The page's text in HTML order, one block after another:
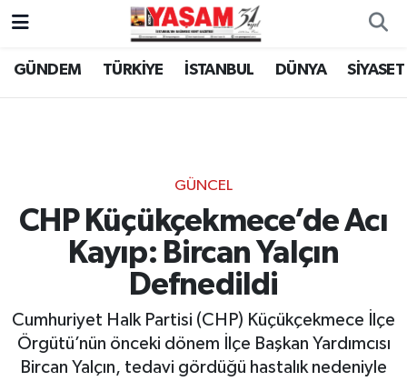
GÜNDEM TÜRKİYE İSTANBUL DÜNYA SİYASET
GÜNCEL
CHP Küçükçekmece’de Acı
Kayıp: Bircan Yalçın
Defnedildi
Cumhuriyet Halk Partisi (CHP) Küçükçekmece İlçe
Örgütü’nün önceki dönem İlçe Başkan Yardımcısı
Bircan Yalçın, tedavi gördüğü hastalık nedeniyle